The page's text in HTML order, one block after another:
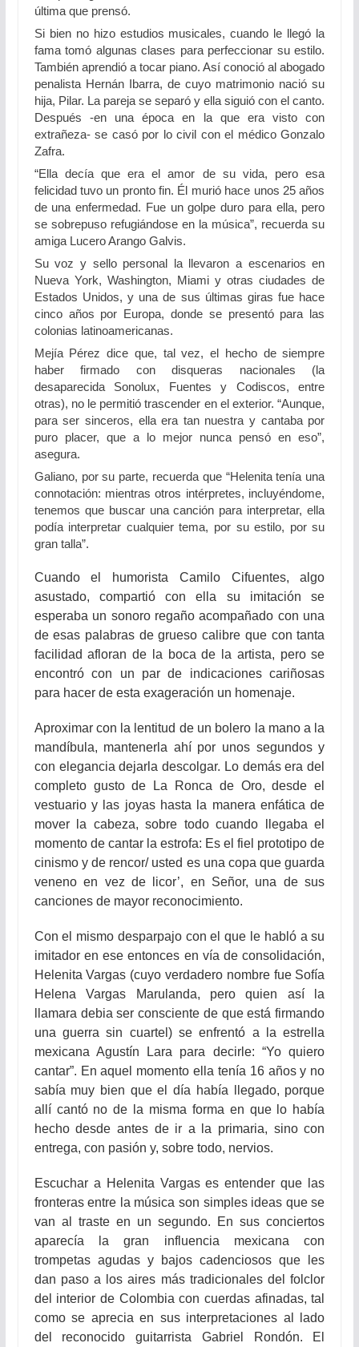
última que prensó.
Si bien no hizo estudios musicales, cuando le llegó la
fama tomó algunas clases para perfeccionar su estilo.
También aprendió a tocar piano. Así conoció al abogado
penalista Hernán Ibarra, de cuyo matrimonio nació su
hija, Pilar. La pareja se separó y ella siguió con el canto.
Después -en una época en la que era visto con
extrañeza- se casó por lo civil con el médico Gonzalo
Zafra.
“Ella decía que era el amor de su vida, pero esa
felicidad tuvo un pronto fin. Él murió hace unos 25 años
de una enfermedad. Fue un golpe duro para ella, pero
se sobrepuso refugiándose en la música”, recuerda su
amiga Lucero Arango Galvis.
Su voz y sello personal la llevaron a escenarios en
Nueva York, Washington, Miami y otras ciudades de
Estados Unidos, y una de sus últimas giras fue hace
cinco años por Europa, donde se presentó para las
colonias latinoamericanas.
Mejía Pérez dice que, tal vez, el hecho de siempre
haber firmado con disqueras nacionales (la
desaparecida Sonolux, Fuentes y Codiscos, entre
otras), no le permitió trascender en el exterior. “Aunque,
para ser sinceros, ella era tan nuestra y cantaba por
puro placer, que a lo mejor nunca pensó en eso”,
asegura.
Galiano, por su parte, recuerda que “Helenita tenía una
connotación: mientras otros intérpretes, incluyéndome,
tenemos que buscar una canción para interpretar, ella
podía interpretar cualquier tema, por su estilo, por su
gran talla”.
Cuando el humorista Camilo Cifuentes, algo
asustado, compartió con ella su imitación se
esperaba un sonoro regaño acompañado con una
de esas palabras de grueso calibre que con tanta
facilidad afloran de la boca de la artista, pero se
encontró con un par de indicaciones cariñosas
para hacer de esta exageración un homenaje.
Aproximar con la lentitud de un bolero la mano a la
mandíbula, mantenerla ahí por unos segundos y
con elegancia dejarla descolgar. Lo demás era del
completo gusto de La Ronca de Oro, desde el
vestuario y las joyas hasta la manera enfática de
mover la cabeza, sobre todo cuando llegaba el
momento de cantar la estrofa: Es el fiel prototipo de
cinismo y de rencor/ usted es una copa que guarda
veneno en vez de licor’, en Señor, una de sus
canciones de mayor reconocimiento.
Con el mismo desparpajo con el que le habló a su
imitador en ese entonces en vía de consolidación,
Helenita Vargas (cuyo verdadero nombre fue Sofía
Helena Vargas Marulanda, pero quien así la
llamara debia ser consciente de que está firmando
una guerra sin cuartel) se enfrentó a la estrella
mexicana Agustín Lara para decirle: “Yo quiero
cantar”. En aquel momento ella tenía 16 años y no
sabía muy bien que el día había llegado, porque
allí cantó no de la misma forma en que lo había
hecho desde antes de ir a la primaria, sino con
entrega, con pasión y, sobre todo, nervios.
Escuchar a Helenita Vargas es entender que las
fronteras entre la música son simples ideas que se
van al traste en un segundo. En sus conciertos
aparecía la gran influencia mexicana con
trompetas agudas y bajos cadenciosos que les
dan paso a los aires más tradicionales del folclor
del interior de Colombia con cuerdas afinadas, tal
como se aprecia en sus interpretaciones al lado
del reconocido guitarrista Gabriel Rondón. El